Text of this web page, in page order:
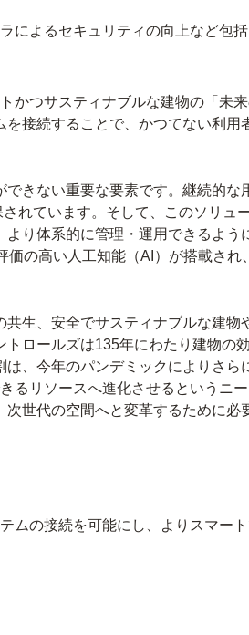
によるセキュリティの向上など包
かつサスティナブルな建物の「未
接続することで、かつてない利用
きない重要な要素です。継続的な
れています。そして、このソリュ
り体系的に管理・運用できるよう
の高い人工知能（AI）が搭載され
生、安全でサスティナブルな建物
ロールズは135年にわたり建物の
、今年のパンデミックによりさら
るリソースへ進化させるというニ
世代の空間へと変革するために必
ムの接続を可能にし、よりスマー